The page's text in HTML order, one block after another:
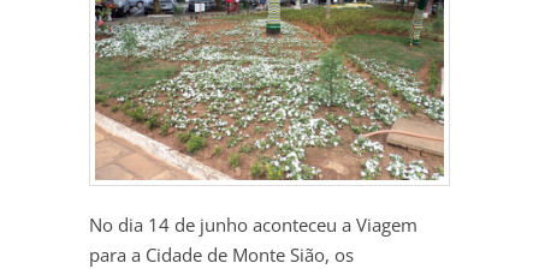
No dia 14 de junho aconteceu a Viagem
para a Cidade de Monte Sião, os